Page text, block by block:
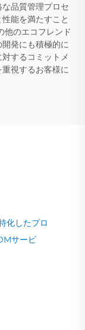
品質管理プロセ
能を満たすこと
他のエコフレンド
発にも積極的に
するコミットメ
視するお客様に
化したプロ
サービ